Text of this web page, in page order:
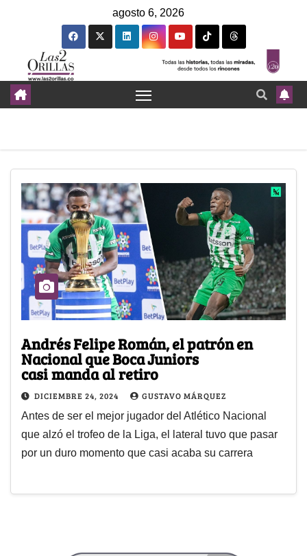
agosto 6, 2026
Andrés Felipe Román, el patrón en
Nacional que Boca Juniors
casi manda al retiro
DICIEMBRE 24, 2024 GUSTAVO MÁRQUEZ
Antes de ser el mejor jugador del Atlético Nacional
que alzó el trofeo de la Liga, el lateral tuvo que pasar
por un duro momento que casi acaba su carrera